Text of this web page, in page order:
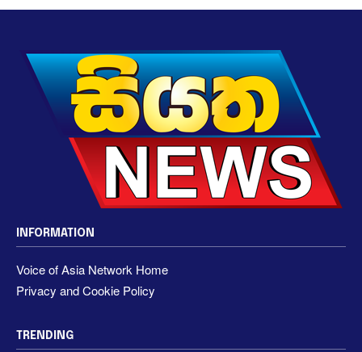
INFORMATION
Voice of Asia Network Home
Privacy and Cookie Policy
TRENDING